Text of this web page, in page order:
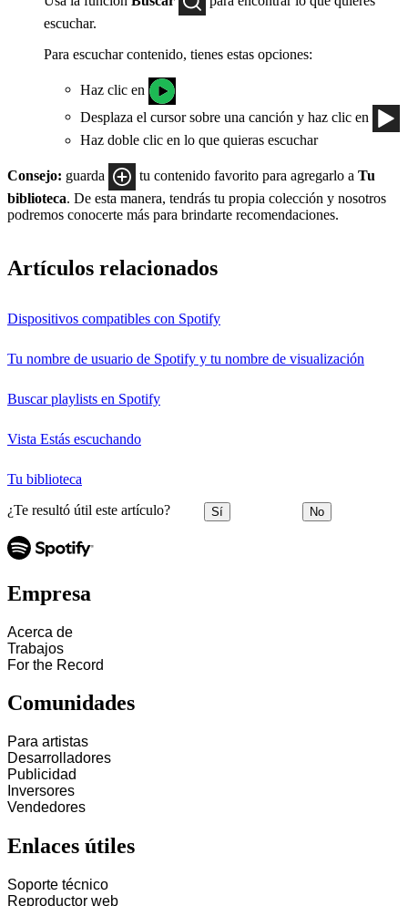
escuchar.
Para escuchar contenido, tienes estas opciones:
Haz clic en
Desplaza el cursor sobre una canción y haz clic en
Haz doble clic en lo que quieras escuchar
Consejo: guarda tu contenido favorito para agregarlo a Tu
biblioteca. De esta manera, tendrás tu propia colección y nosotros
podremos conocerte más para brindarte recomendaciones.
Artículos relacionados
Dispositivos compatibles con Spotify
Tu nombre de usuario de Spotify y tu nombre de visualización
Buscar playlists en Spotify
Vista Estás escuchando
Tu biblioteca
¿Te resultó útil este artículo? Sí No
Empresa
Acerca de
Trabajos
For the Record
Comunidades
Para artistas
Desarrolladores
Publicidad
Inversores
Vendedores
Enlaces útiles
Soporte técnico
Reproductor web